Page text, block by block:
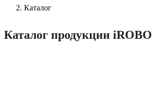
Каталог
Каталог продукции iROBO